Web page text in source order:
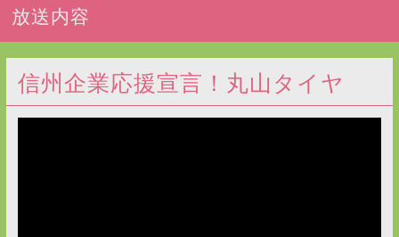
放送内容
信州企業応援宣言！丸山タイヤ